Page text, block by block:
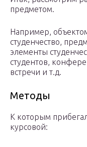
предметом.
Например,
студенчество,
элементы
студентов,
встречи и т.д.
Методы
К которым
курсовой: